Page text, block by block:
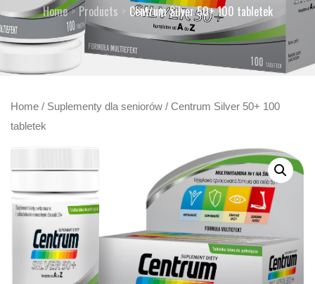
Home Products Centrum Silver 50+ 100 tabletek
Home / Suplementy dla seniorów / Centrum Silver 50+ 100
tabletek